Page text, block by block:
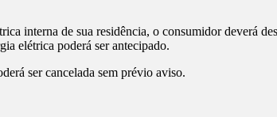
interna de sua residência, o consumidor deverá
elétrica poderá ser antecipado.
ser cancelada sem prévio aviso.